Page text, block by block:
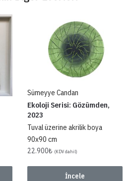
Sümeyye Candan
Ekoloji Serisi: Gözümden,
2023
Tuval üzerine akrilik boya
90x90 cm
22.900₺ (KDV dahil)
İncele